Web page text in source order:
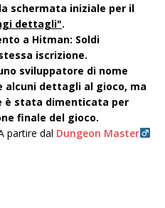
schermata iniziale per il
dettagli".
a Hitman: Soldi
iscrizione.
sviluppatore di nome
alcuni dettagli al gioco, ma
è stata dimenticata per
finale del gioco.
partire dal Dungeon Master